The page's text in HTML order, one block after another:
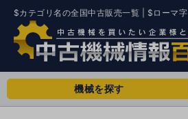
$カテゴリ名の全国中古販売一覧 | $ローマ字
機械を探す